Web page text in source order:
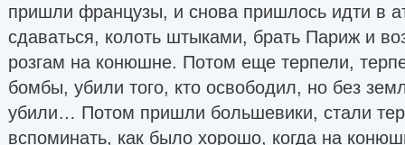
пришли французы, и снова пришлось идти в
сдаваться, колоть штыками, брать Париж и
розгам на конюшне. Потом еще терпели,
бомбы, убили того, кто освободил, но без
убили… Потом пришли большевики, стали
вспоминать, как было хорошо, когда на